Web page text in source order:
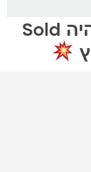
שנה שעברה האירוע היה Sold